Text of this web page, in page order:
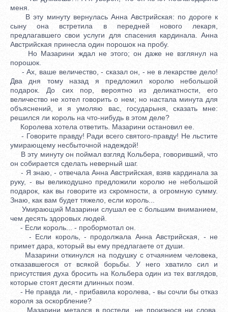
меня.
В эту минуту вернулась Анна Австрийская: по дороге к
сыну она встретила в передней нового лекаря,
предлагавшего свои услуги для спасения кардинала. Анна
Австрийская принесла один порошок на пробу.
Но Мазарини ждал не этого; он даже не взглянул на
порошок.
- Ах, ваше величество, - сказал он, - не в лекарстве дело!
Два дня тому назад я предложил королю небольшой
подарок. До сих пор, вероятно из деликатности, его
величество не хотел говорить о нем; но настала минута для
объяснений, и я умоляю вас, государыня, сказать мне:
решился ли король на что-нибудь в этом деле?
Королева хотела ответить. Мазарини остановил ее.
- Говорите правду! Ради всего святого-правду! Не льстите
умирающему несбыточной надеждой!
В эту минуту он поймал взгляд Кольбера, говоривший, что
он собирается сделать неверный шаг.
- Я знаю, - отвечала Анна Австрийская, взяв кардинала за
руку, - вы великодушно предложили королю не небольшой
подарок, как вы говорите из скромности, а огромную сумму.
Знаю, как вам будет тяжело, если король...
Умирающий Мазарини слушал ее с большим вниманием,
чем десять здоровых людей.
- Если король... - пробормотал он.
- Если король, - продолжала Анна Австрийская, - не
примет дара, который вы ему предлагаете от души.
Мазарини откинулся на подушку с отчаянием человека,
отказавшегося от всякой борьбы. У него хватило сил и
присутствия духа бросить на Кольбера один из тех взглядов,
которые стоят десяти длинных поэм.
- Не правда ли, - прибавила королева, - вы сочли бы отказ
короля за оскорбление?
Мазарини метался в постели, не произнося ни слова.